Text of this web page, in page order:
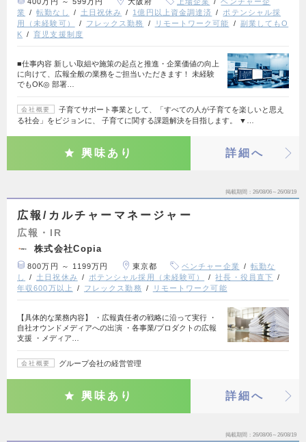
業
転勤なし 土日祝休み 1億円以上資金調達済
ポテンシャル採
用（未経験可）
フレックス勤務 リモートワーク可能
副業してもO
K
育児支援制度
■仕事内容 新しい取組や施策の起点と推進・企業価値の向上
に向けて、広報全般の業務をご担当いただきます！ 未経験
でもOK◎ 部署…
会社概要
子育てサポート事業として、「すべての人が子育てを楽しいと思え
る社会」をビジョンに、 子育てに関する課題解決を目指します。 ▼…
興味あり 詳細へ
掲載期間 26/08/06～26/08/19
広報/カルチャーマネージャー
広報・IR
株式会社Copia
800万円 ～ 1199万円 東京都 ベンチャー企業
転勤な
し
土日祝休み ポテンシャル採用（未経験可）
社長・役員直下
年収600万以上
フレックス勤務 リモートワーク可能
【具体的な業務内容】 ・広報責任者の戦略に沿って実行 ・
自社オウンドメディアへの出演 ・各事業/プロダクトの広報
支援 ・メディア…
会社概要 グループ会社の経営管理
興味あり 詳細へ
掲載期間 26/08/06～26/08/19